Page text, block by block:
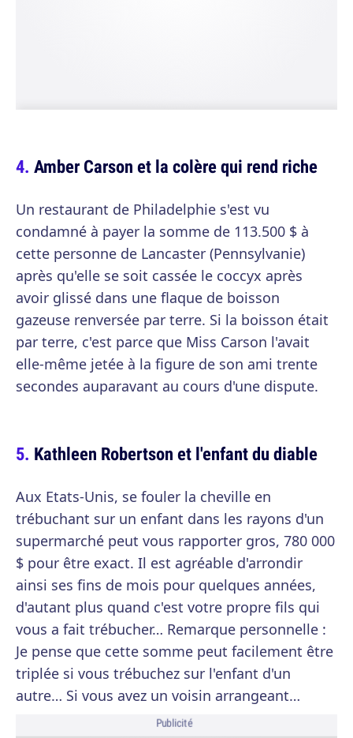
Amber Carson et la colère qui rend riche
Un restaurant de Philadelphie s'est vu
condamné à payer la somme de 113.500 $ à
cette personne de Lancaster (Pennsylvanie)
après qu'elle se soit cassée le coccyx après
avoir glissé dans une flaque de boisson
gazeuse renversée par terre. Si la boisson était
par terre, c'est parce que Miss Carson l'avait
elle-même jetée à la figure de son ami trente
secondes auparavant au cours d'une dispute.
Kathleen Robertson et l'enfant du diable
Aux Etats-Unis, se fouler la cheville en
trébuchant sur un enfant dans les rayons d'un
supermarché peut vous rapporter gros, 780 000
$ pour être exact. Il est agréable d'arrondir
ainsi ses fins de mois pour quelques années,
d'autant plus quand c'est votre propre fils qui
vous a fait trébucher… Remarque personnelle :
Je pense que cette somme peut facilement être
triplée si vous trébuchez sur l'enfant d'un
autre… Si vous avez un voisin arrangeant…
Publicité